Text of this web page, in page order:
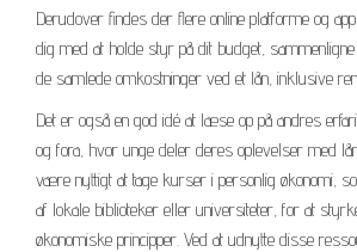
Derudover findes der flere online platforme og
dig med at holde styr på dit budget,
de samlede omkostninger ved et lån, inklusive
Det er også en god idé at læse op på andres
og fora, hvor unge deler deres oplevelser med
være nyttigt at tage kurser i personlig økonomi,
af lokale biblioteker eller universiteter, for at
økonomiske principper. Ved at udnytte disse